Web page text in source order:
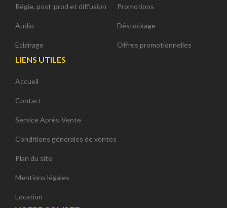
Régie, post-prod et diffusion
Audio
Eclairage
Promotions
Déstockage
Offres promotionnelles
LIENS UTILES
Accueil
Contact
Service Après-Vente
Conditions générales de ventes
Plan du site
Mentions légales
Location